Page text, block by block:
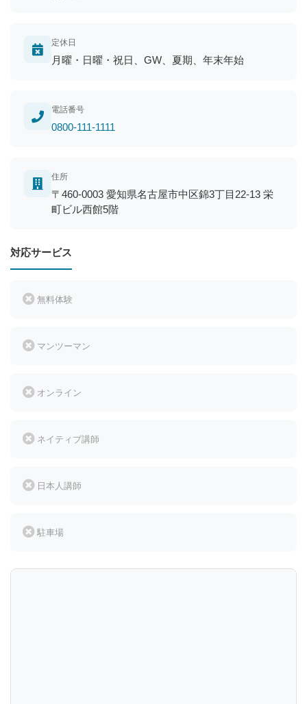
定休日
月曜・日曜・祝日、GW、夏期、年末年始
電話番号
0800-111-1111
住所
〒460-0003 愛知県名古屋市中区錦3丁目22-13 栄
町ビル西館5階
対応サービス
無料体験
マンツーマン
オンライン
ネイティブ講師
日本人講師
駐車場